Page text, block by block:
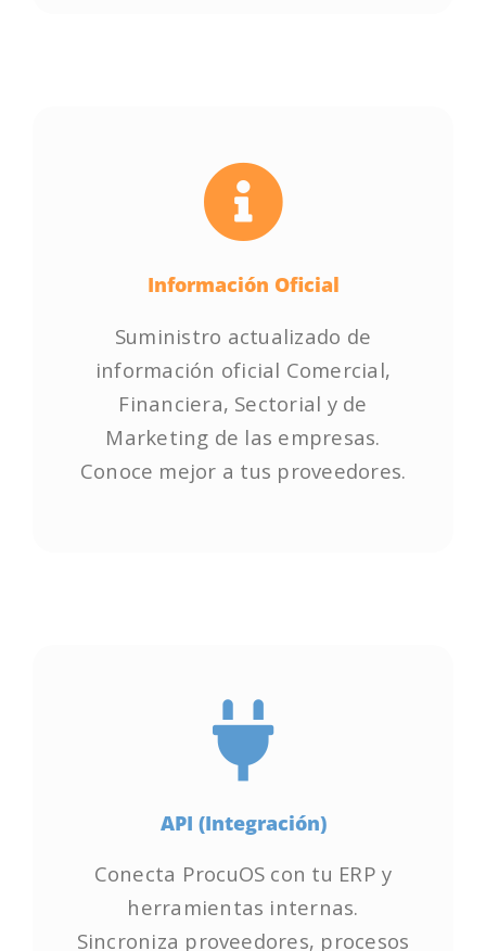
Información Oficial
Suministro actualizado de
información oficial Comercial,
Financiera, Sectorial y de
Marketing de las empresas.
Conoce mejor a tus proveedores.
Información Oficial
Suministro actualizado de
información oficial Comercial,
Financiera, Sectorial y de
Marketing de las empresas.
Conoce mejor a tus proveedores.
API (Integración)
Conecta ProcuOS con tu ERP y
herramientas internas.
Sincroniza proveedores, procesos
API (Integración)
Conecta ProcuOS con tu ERP y
herramientas internas.
Sincroniza proveedores, procesos